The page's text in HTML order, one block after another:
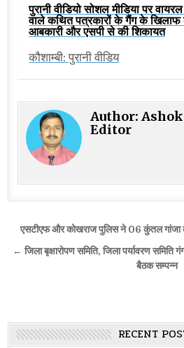
पुरानी वीडियो सोशल मीडिया पर
वाले कथित पत्रकारों के गैंग के
आबकारी और एसपी से की शिकायत
कौशाम्बी: पुरानी वीडिय
Author:
Editor
Post
navigation
एसटीएफ और कोखराज पुलिस ने 06 कुंतल गांजा
← जिला बृक्षारोपण समिति, जिला पर्यावरण समिति
बैठक सम्पन्न
RECENT